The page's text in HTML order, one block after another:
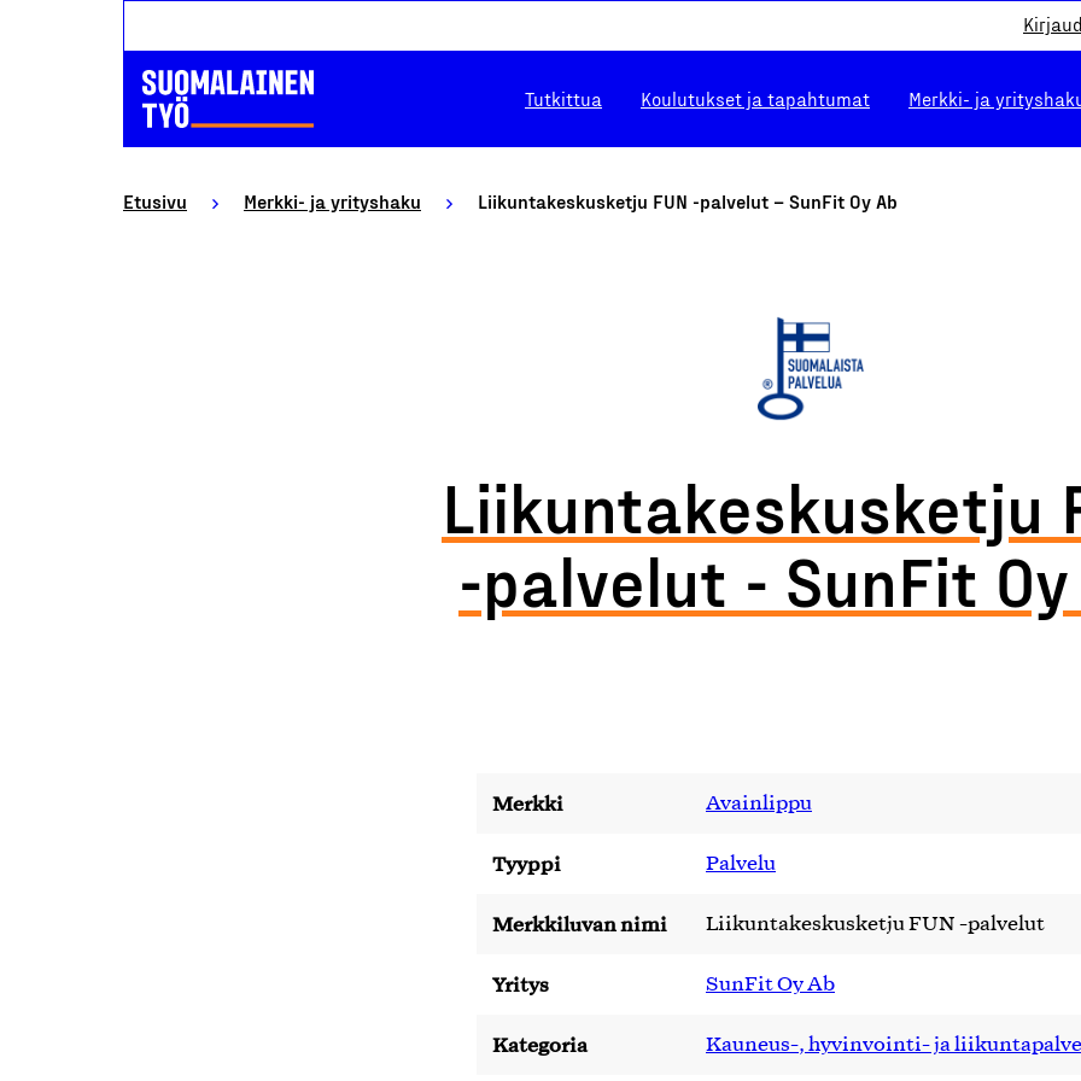
Tutkittua Koulutukset ja tapahtumat Merkki- ja
Etusivu Merkki- ja yrityshaku Liikuntakeskusketju FUN -palvelut – SunFit Oy Ab
Liikuntakeskusketju
-palvelut - SunFit Oy
Merkki Avainlippu
Tyyppi Palvelu
Merkkiluvan nimi Liikuntakeskusketju FUN -palvelut
Yritys SunFit Oy Ab
Kategoria Kauneus-, hyvinvointi- ja